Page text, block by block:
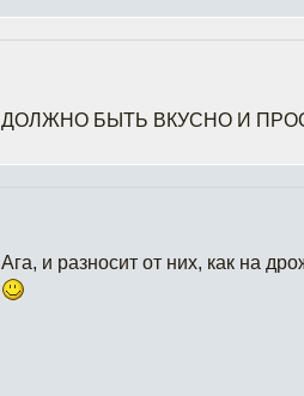
ДОЛЖНО БЫТЬ ВКУСНО И
Ага, и разносит от них, как на